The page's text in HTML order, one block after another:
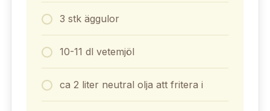
3 stk äggulor
10-11 dl vetemjöl
ca 2 liter neutral olja att fritera i